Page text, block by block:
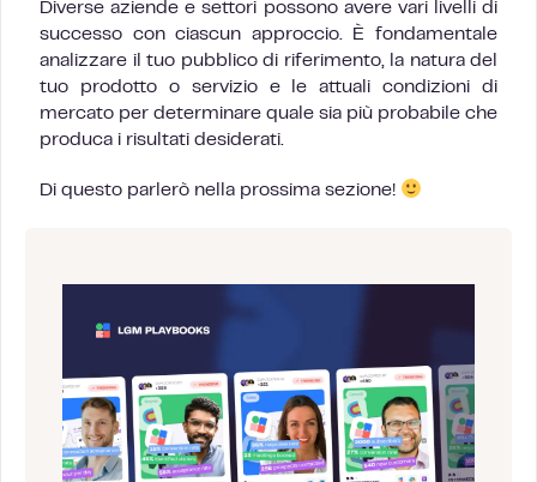
Diverse aziende e settori possono avere vari livelli di
successo con ciascun approccio. È fondamentale
analizzare il tuo pubblico di riferimento, la natura del
tuo prodotto o servizio e le attuali condizioni di
mercato per determinare quale sia più probabile che
produca i risultati desiderati.
Di questo parlerò nella prossima sezione!